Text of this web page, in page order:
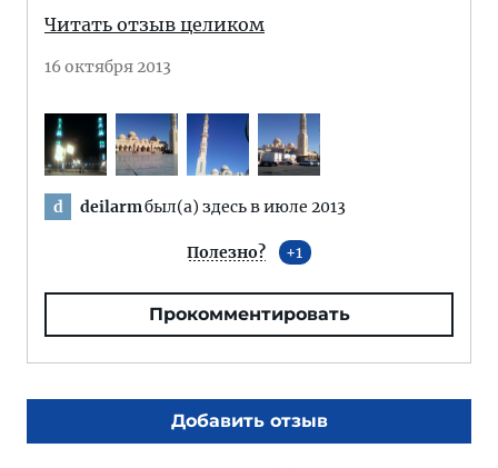
Читать отзыв целиком
16 октября 2013
d deilarmбыл(а) здесь в июле 2013
Полезно? 1
Прокомментировать
Добавить отзыв